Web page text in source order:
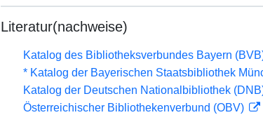
Literatur(nachweise)
Katalog des Bibliotheksverbundes Bayern
* Katalog der Bayerischen Staatsbibliothek
Katalog der Deutschen Nationalbibliothek
Österreichischer Bibliothekenverbund (OBV)